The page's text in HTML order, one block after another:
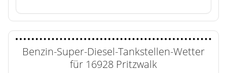
Benzin-Super-Diesel-Tankstellen-Wetter
für 16928 Pritzwalk